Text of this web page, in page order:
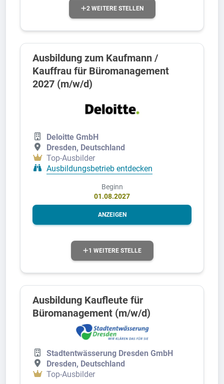
2 WEITERE STELLEN
Ausbildung zum Kaufmann /
Kauffrau für Büromanagement
2027 (m/w/d)
Deloitte GmbH
Dresden, Deutschland
Top-Ausbilder
Ausbildungsbetrieb entdecken
Beginn
01.08.2027
ANZEIGEN
1 WEITERE STELLE
Ausbildung Kaufleute für
Büromanagement (m/w/d)
Stadtentwässerung Dresden GmbH
Dresden, Deutschland
Top-Ausbilder